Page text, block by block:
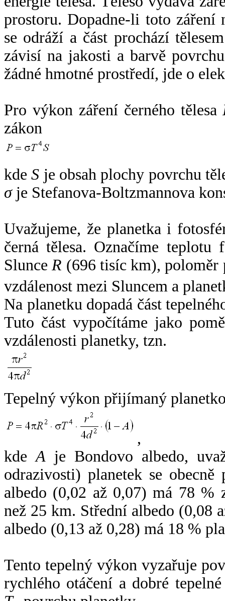
prostoru. Dopadne-li toto záření
se odráží a část prochází
závisí na jakosti a barvě
žádné hmotné prostředí, jde o
Pro výkon záření černého tělesa
zákon
kdeS je obsah plochy povrchu
σje Stefanova-Boltzmannova
Uvažujeme, že planetka i
černá tělesa. Označíme
SlunceR (696 tisíc km),
vzdálenost mezi Sluncem a
Na planetku dopadá část
Tuto část vypočítáme jako
vzdálenosti planetky, tzn.
Tepelný výkon přijímaný
,
kdeA je Bondovo albedo,
odrazivosti) planetek se
albedo (0,02 až 0,07) má 78 %
než 25 km. Střední albedo (0,08
albedo (0,13 až 0,28) má 18 %
Tento tepelný výkon vyzařuje
rychlého otáčení a dobré